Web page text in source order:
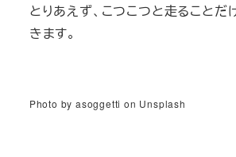
とりあえず、こつこつと走ることだ
きます。
Photo by asoggetti on Unsplash